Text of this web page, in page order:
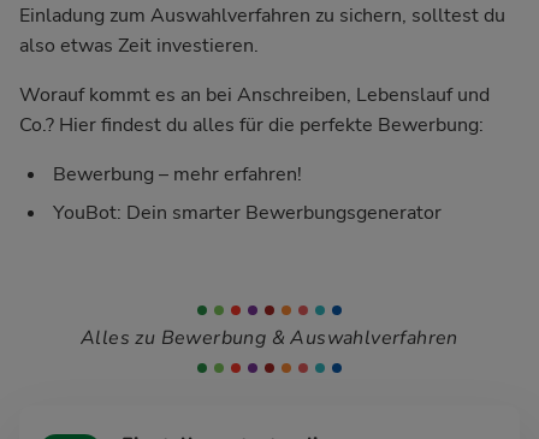
Einladung zum Auswahlverfahren zu sichern, solltest du
also etwas Zeit investieren.
Worauf kommt es an bei Anschreiben, Lebenslauf und
Co.? Hier findest du alles für die perfekte Bewerbung:
Bewerbung – mehr erfahren!
YouBot: Dein smarter Bewerbungsgenerator
Alles zu Bewerbung & Auswahlverfahren